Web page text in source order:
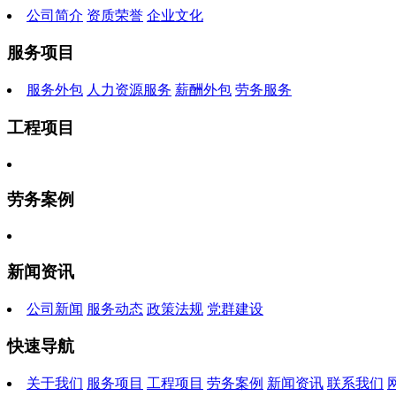
公司简介 资质荣誉 企业文化
服务项目
服务外包 人力资源服务 薪酬外包 劳务服务
工程项目
劳务案例
新闻资讯
公司新闻 服务动态 政策法规 党群建设
快速导航
关于我们 服务项目 工程项目 劳务案例 新闻资讯 联系我们